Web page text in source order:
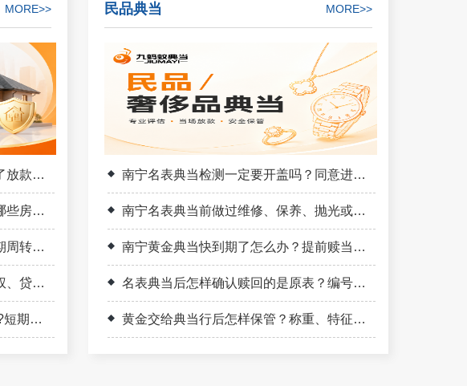
MORE>>
区别？
办理？
行性判断
么核对
说明
民品典当 MORE>>
南宁名表典当检测一定要开盖吗？同意进一步核验前后怎样留记录
南宁名表典当前做过维修、保养、抛光或换件，历史记录怎样整理
南宁黄金典当快到期了怎么办？提前赎当、续当和到期处理分别看
名表典当后怎样确认赎回的是原表？编号、外观、附件和封存记录要对应
黄金交给典当行后怎样保管？称重、特征记录、封存与赎回逐项看